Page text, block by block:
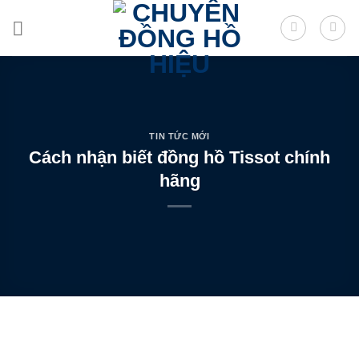
TIN TỨC MỚI
Cách nhận biết đồng hồ Tissot chính
hãng